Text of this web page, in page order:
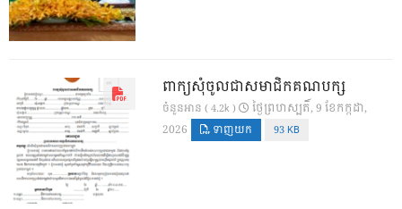
ពាក្យសុំចូលជាសមាជិកគណបក្ស
ចំនួនអាន ( 4.2k )
ថ្ងៃ​ព្រហស្បតិ៍, 9 ខែ​កក្កដា,
2026
ទាញយក 93 KB